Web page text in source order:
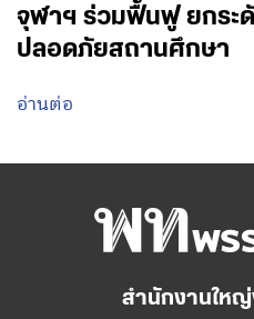
จุฬาฯ ร่วมฟื้นฟู ยกระ
ปลอดภัยสถานศึกษา
อ่านต่อ
สำนักงานใหญ่